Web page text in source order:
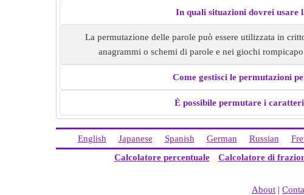
In quali situazioni dovrei usare
La permutazione delle parole può essere utilizzata in
anagrammi o schemi di parole e nei giochi
Come gestisci le permutazioni
È possibile permutare i
English Japanese Spanish German Russian
Calcolatore percentuale
Calcolatore di
About |